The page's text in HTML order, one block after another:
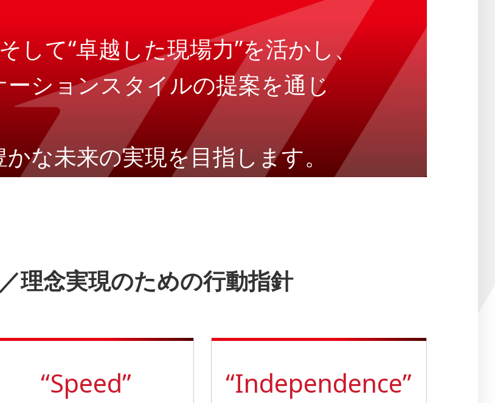
そして“卓越した現場力”を活かし、
ーションスタイルの提案を通じ
な未来の実現を目指します。
理念実現のための行動指針
“Speed” “Independence”